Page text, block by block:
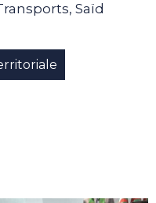
Saïd